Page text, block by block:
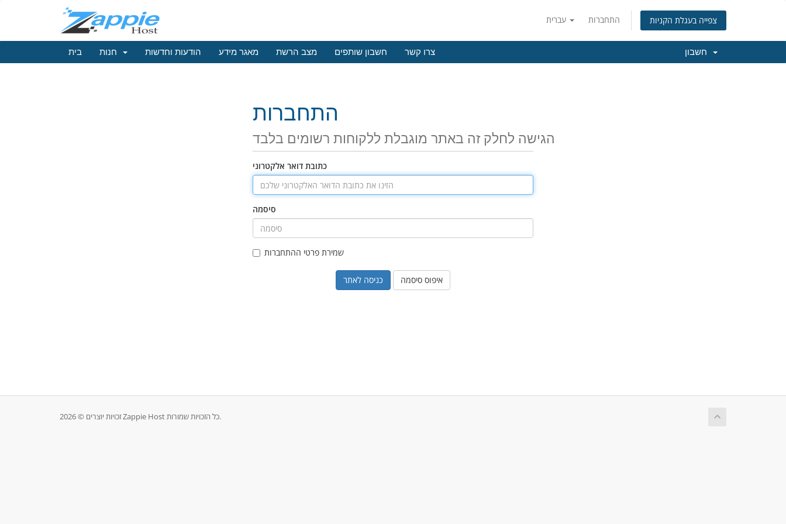
התחברות צפייה בעגלת הקניות
בית הודעות וחדשות מאגר מידע מצב הרשת חשבון שותפים צרו קשר
התחברות
הגישה לחלק זה באתר מוגבלת ללקוחות רשומים בלבד
כתובת דואר אלקטרוני
סיסמה
שמירת פרטי ההתחברות
איפוס סיסמה
זכויות יוצרים © 2026 Zappie Host כל הזכויות שמורות.